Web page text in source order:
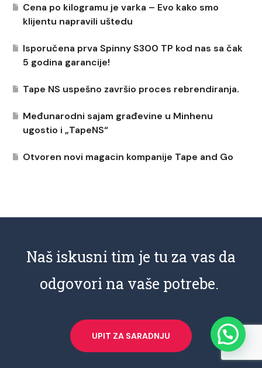
Cena po kilogramu je varka – Evo kako smo
klijentu napravili uštedu
Isporučena prva Spinny S300 TP kod nas sa čak
5 godina garancije!
Tape NS uspešno završio proces rebrendiranja.
Međunarodni sajam građevine u Minhenu
ugostio i „TapeNS“
Otvoren novi magacin kompanije Tape and Go
Naš iskusni tim je tu za vas da
odgovori na vaše potrebe.
UPIT ZA SARADNJU